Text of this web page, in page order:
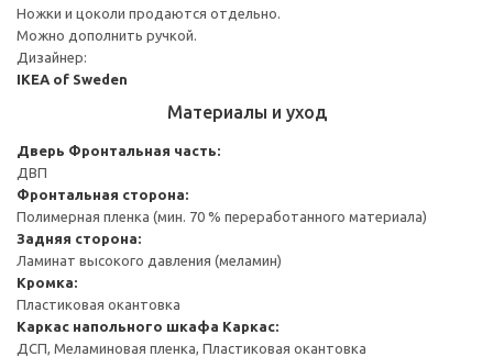
Ножки и цоколи продаются отдельно.
Можно дополнить ручкой.
Дизайнер:
IKEA of Sweden
Материалы и уход
Дверь Фронтальная часть:
ДВП
Фронтальная сторона:
Полимерная пленка (мин. 70 % переработанного материала)
Задняя сторона:
Ламинат высокого давления (меламин)
Кромка:
Пластиковая окантовка
Каркас напольного шкафа Каркас:
ДСП, Меламиновая пленка, Пластиковая окантовка